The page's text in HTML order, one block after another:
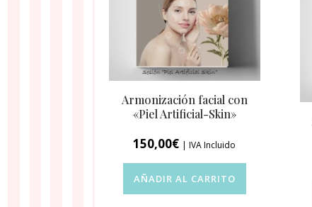
Armonización facial con
«Piel Artificial-Skin»
150,00€ | IVA Incluido
AÑADIR AL CARRITO